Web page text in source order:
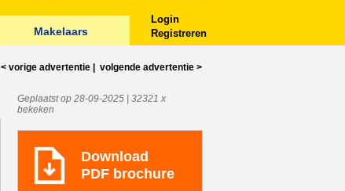
Makelaars
Login
Registreren
< vorige advertentie volgende advertentie >
Geplaatst op 28-09-2025 | 32321 x
bekeken
Download
PDF brochure